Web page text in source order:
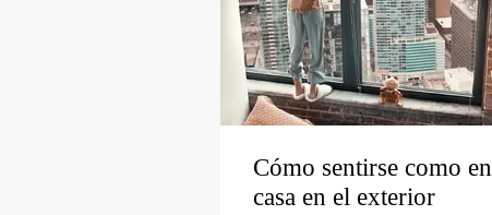
Cómo sentirse como en
casa en el exterior